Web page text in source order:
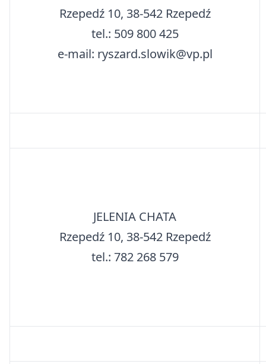
Rzepedź 10, 38-542 Rzepedź
tel.: 509 800 425
e-mail: ryszard.slowik@vp.pl
JELENIA CHATA
Rzepedź 10, 38-542 Rzepedź
tel.: 782 268 579